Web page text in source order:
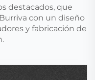
destacados, que
con un diseño
y fabricación de